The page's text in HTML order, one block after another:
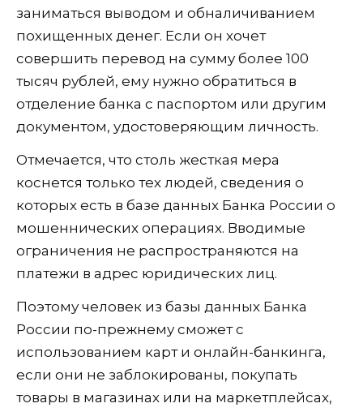
заниматься выводом и обналичиванием
похищенных денег. Если он хочет
совершить перевод на сумму более 100
тысяч рублей, ему нужно обратиться в
отделение банка с паспортом или другим
документом, удостоверяющим личность.
Отмечается, что столь жесткая мера
коснется только тех людей, сведения о
которых есть в базе данных Банка России о
мошеннических операциях. Вводимые
ограничения не распространяются на
платежи в адрес юридических лиц.
Поэтому человек из базы данных Банка
России по-прежнему сможет с
использованием карт и онлайн-банкинга,
если они не заблокированы, покупать
товары в магазинах или на маркетплейсах,